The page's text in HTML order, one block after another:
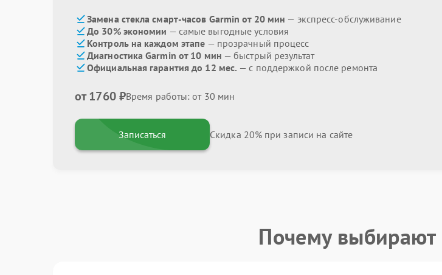
Замена стекла смарт-часов Garmin от 20 мин — экспресс-обслуживание
До 30% экономии — самые выгодные условия
Контроль на каждом этапе — прозрачный процесс
Диагностика Garmin от 10 мин — быстрый результат
Официальная гарантия до 12 мес. — с поддержкой после ремонта
от 1760 ₽Время работы: от 30 мин
Записаться Скидка 20% при записи на сайте
Почему выбирают